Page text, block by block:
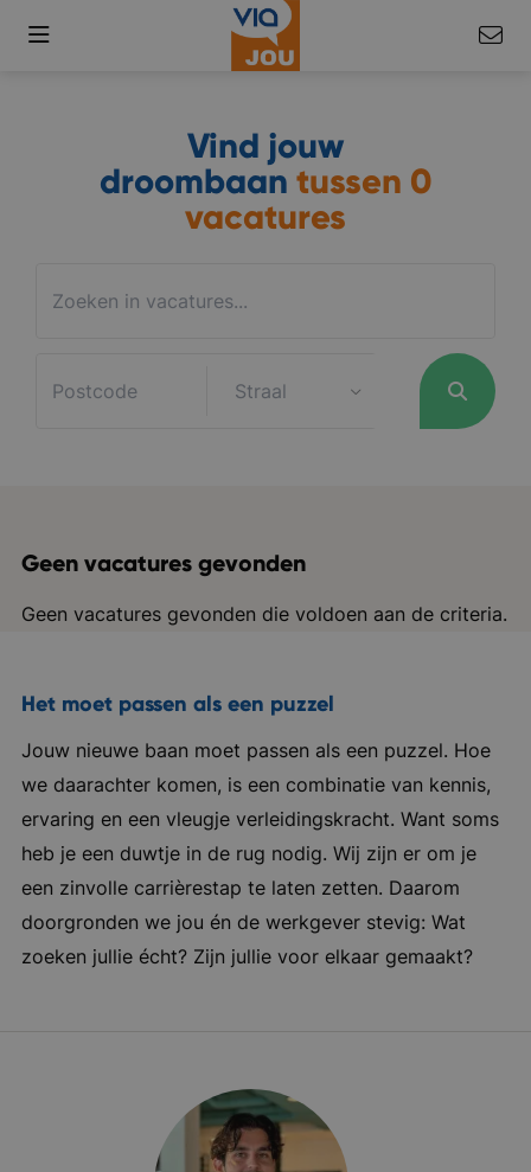
Vind jouw
droombaan tussen 0
vacatures
Geen vacatures gevonden
Geen vacatures gevonden die voldoen aan de criteria.
Het moet passen als een puzzel
Jouw nieuwe baan moet passen als een puzzel. Hoe
we daarachter komen, is een combinatie van kennis,
ervaring en een vleugje verleidingskracht. Want soms
heb je een duwtje in de rug nodig. Wij zijn er om je
een zinvolle carrièrestap te laten zetten. Daarom
doorgronden we jou én de werkgever stevig: Wat
zoeken jullie écht? Zijn jullie voor elkaar gemaakt?